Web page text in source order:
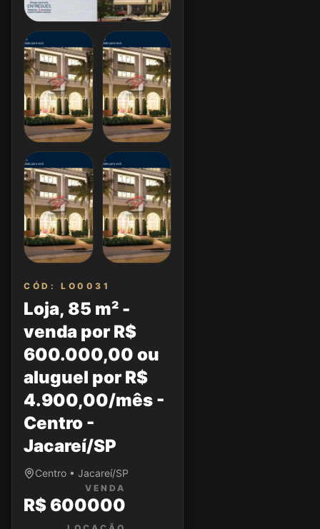
CÓD: LO0031
Loja, 85 m² -
venda por R$
600.000,00 ou
aluguel por R$
4.900,00/mês -
Centro -
Jacareí/SP
Centro • Jacareí/SP
VENDA
R$ 600000